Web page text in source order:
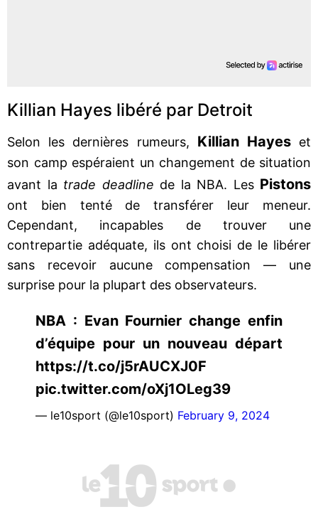
Killian Hayes libéré par Detroit
Selon les dernières rumeurs, Killian Hayeset
son camp espéraient un changement de situation
avant la trade deadline de la NBA. Les Pistons
ont bien tenté de transférer leur meneur.
Cependant, incapables de trouver une
contrepartie adéquate, ils ont choisi de le libérer
sans recevoir aucune compensation — une
surprise pour la plupart des observateurs.
NBA : Evan Fournier change enfin
d’équipe pour un nouveau départ
https://t.co/j5rAUCXJ0F
pic.twitter.com/oXj1OLeg39
— le10sport (@le10sport) February 9, 2024